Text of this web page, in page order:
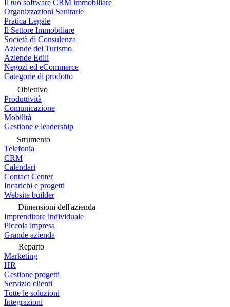
Il tuo software CRM immobiliare
Organizzazioni Sanitarie
Pratica Legale
Il Settore Immobiliare
Società di Consulenza
Aziende del Turismo
Aziende Edili
Negozi ed eCommerce
Categorie di prodotto
Obiettivo
Produttività
Comunicazione
Mobilità
Gestione e leadership
Strumento
Telefonia
CRM
Calendari
Contact Center
Incarichi e progetti
Website builder
Dimensioni dell'azienda
Imprenditore individuale
Piccola impresa
Grande azienda
Reparto
Marketing
HR
Gestione progetti
Servizio clienti
Tutte le soluzioni
Integrazioni